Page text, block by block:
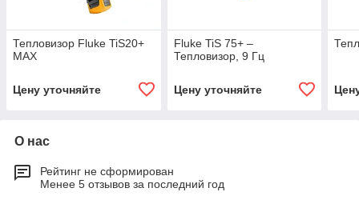
Тепловизор Fluke TiS20+
MAX
Цену уточняйте
Fluke TiS 75+ –
Тепловизор, 9 Гц
Цену уточняйте
О нас
Рейтинг не сформирован
Менее 5 отзывов за последний год